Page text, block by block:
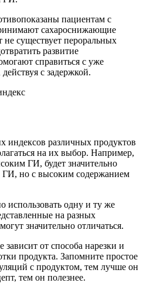
пациентам с
сахароснижающие
существует пероральных
развитие
справиться с уже
с задержкой.
индексов различных продуктов
на их выбор. Например,
ГИ, будет значительно
ГИ, но с высоким содержанием
использовать одну и ту же
на разных
значительно отличаться.
от способа нарезки и
продукта. Запомните простое
с продуктом, тем лучше он
тем он полезнее.